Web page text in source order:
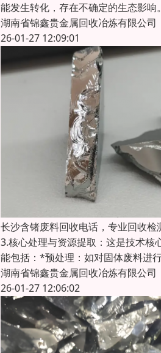
能发生转化，存在不确定的生态影
湖南省锦鑫贵金属回收冶炼有限公司
26-01-27 12:09:01
长沙含锗废料回收电话，专业回收检
3.核心处理与资源提取：这是技术核
能包括：*预处理：如对固体废料进
湖南省锦鑫贵金属回收冶炼有限公司
26-01-27 12:06:02